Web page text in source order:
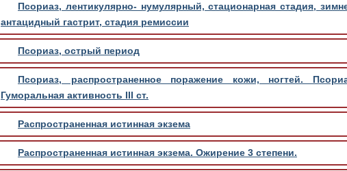
Псориаз, лентикулярно- нумулярный, стационарная стадия,
антацидный гастрит, стадия ремиссии
Псориаз, острый период
Псориаз, распространенное поражение кожи, ногтей.
Гуморальная активность III ст.
Распространенная истинная экзема
Распространенная истинная экзема. Ожирение 3 степени.